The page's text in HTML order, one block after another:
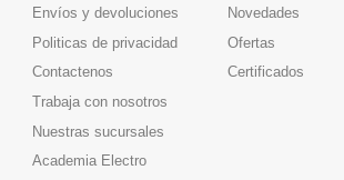
Envíos y devoluciones
Politicas de privacidad
Contactenos
Trabaja con nosotros
Nuestras sucursales
Academia Electro
Novedades
Ofertas
Certificados